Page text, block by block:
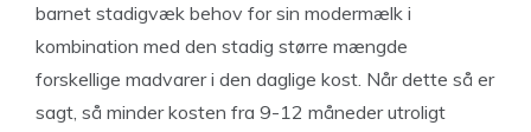
barnet stadigvæk behov for sin modermælk i
kombination med den stadig større mængde
forskellige madvarer i den daglige kost. Når dette så er
sagt, så minder kosten fra 9-12 måneder utroligt